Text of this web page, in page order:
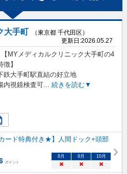
大手町
（東京都 千代田区）
更新日:2026.05.27
【MYメディカルクリニック大手町の4
】
鉄大手町駅直結の好立地
内視鏡検査可... 続きを読む▼
ード特典付き★】人間ドック+頭部
ポイント
8月 9月 10月
× × ×